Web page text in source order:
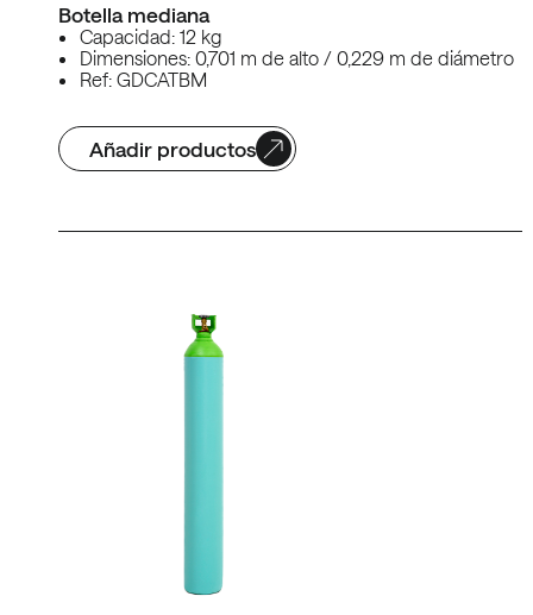
Botella mediana
Capacidad: 12 kg
Dimensiones: 0,701 m de alto / 0,229 m de diámetro
Ref: GDCATBM
Añadir productos